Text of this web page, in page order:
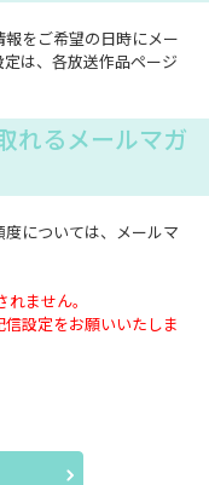
をご希望の日時にメー
は、各放送作品ページ
れるメールマガ
については、メールマ
ません。
信設定をお願いいたしま